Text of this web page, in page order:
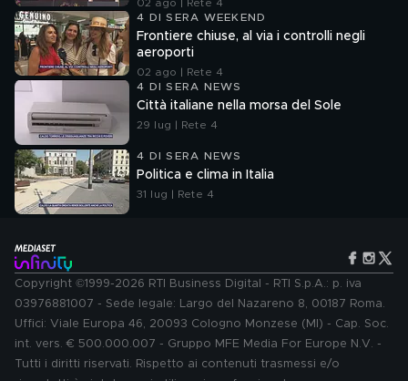
02 ago | Rete 4
4 DI SERA WEEKEND
Frontiere chiuse, al via i controlli negli
aeroporti
02 ago | Rete 4
4 DI SERA NEWS
Città italiane nella morsa del Sole
29 lug | Rete 4
4 DI SERA NEWS
Politica e clima in Italia
31 lug | Rete 4
Copyright ©1999-2026 RTI Business Digital - RTI S.p.A.: p. iva
03976881007 - Sede legale: Largo del Nazareno 8, 00187 Roma.
Uffici: Viale Europa 46, 20093 Cologno Monzese (MI) - Cap. Soc.
int. vers. € 500.000.007 - Gruppo MFE Media For Europe N.V. -
Tutti i diritti riservati. Rispetto ai contenuti trasmessi e/o